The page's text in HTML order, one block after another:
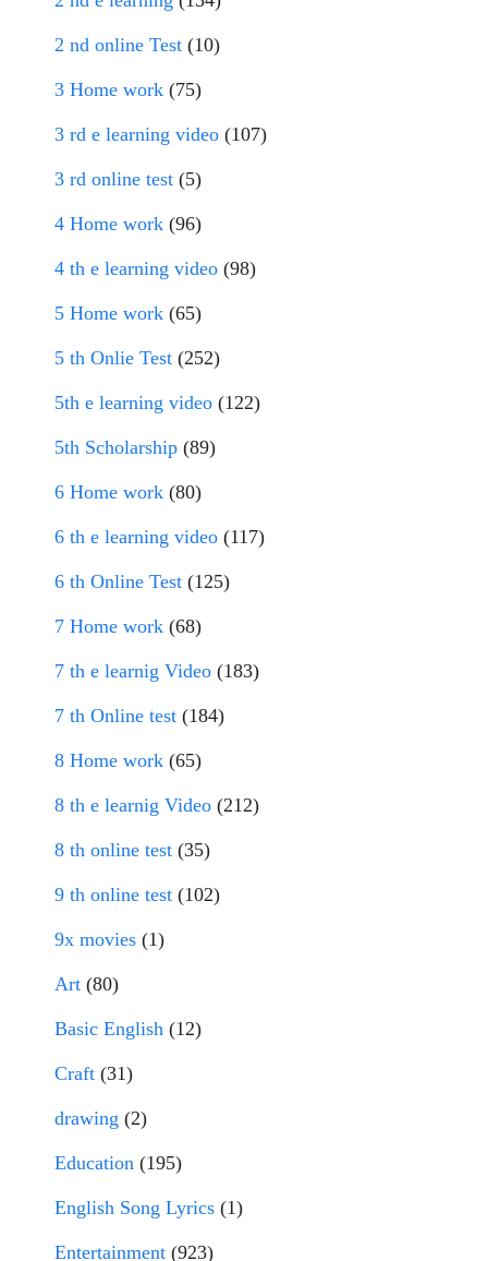
2 nd online Test (10)
3 Home work (75)
3 rd e learning video (107)
3 rd online test (5)
4 Home work (96)
4 th e learning video (98)
5 Home work (65)
5 th Onlie Test (252)
5th e learning video (122)
5th Scholarship (89)
6 Home work (80)
6 th e learning video (117)
6 th Online Test (125)
7 Home work (68)
7 th e learnig Video (183)
7 th Online test (184)
8 Home work (65)
8 th e learnig Video (212)
8 th online test (35)
9 th online test (102)
9x movies (1)
Art (80)
Basic English (12)
Craft (31)
drawing (2)
Education (195)
English Song Lyrics (1)
Entertainment (923)